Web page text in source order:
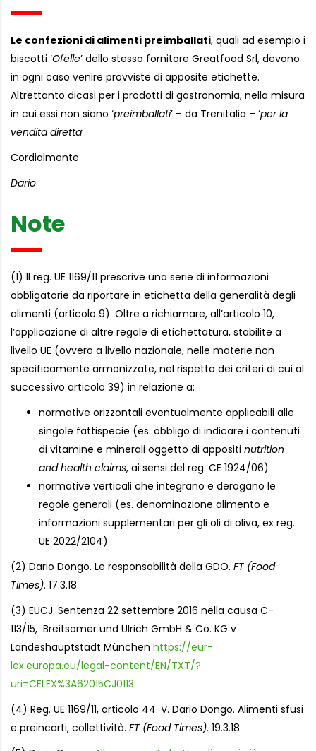
Le confezioni di alimenti preimballati, quali ad esempio i
biscotti ‘Ofelle’ dello stesso fornitore Greatfood Srl, devono
in ogni caso venire provviste di apposite etichette.
Altrettanto dicasi per i prodotti di gastronomia, nella misura
in cui essi non siano ‘preimballati’ – da Trenitalia – ‘per la
vendita diretta’.
Cordialmente
Dario
Note
(1) Il reg. UE 1169/11 prescrive una serie di informazioni
obbligatorie da riportare in etichetta della generalità degli
alimenti (articolo 9). Oltre a richiamare, all’articolo 10,
l’applicazione di altre regole di etichettatura, stabilite a
livello UE (ovvero a livello nazionale, nelle materie non
specificamente armonizzate, nel rispetto dei criteri di cui al
successivo articolo 39) in relazione a:
normative orizzontali eventualmente applicabili alle
singole fattispecie (es. obbligo di indicare i contenuti
di vitamine e minerali oggetto di appositi nutrition
and health claims, ai sensi del reg. CE 1924/06)
normative verticali che integrano e derogano le
regole generali (es. denominazione alimento e
informazioni supplementari per gli oli di oliva, ex reg.
UE 2022/2104)
(2) Dario Dongo. Le responsabilità della GDO. FT (Food
Times). 17.3.18
(3) EUCJ. Sentenza 22 settembre 2016 nella causa C-
113/15, Breitsamer und Ulrich GmbH & Co. KG v
Landeshauptstadt München https://eur-
lex.europa.eu/legal-content/EN/TXT/?
uri=CELEX%3A62015CJ0113
(4) Reg. UE 1169/11, articolo 44. V. Dario Dongo. Alimenti sfusi
e preincarti, collettività. FT (Food Times). 19.3.18